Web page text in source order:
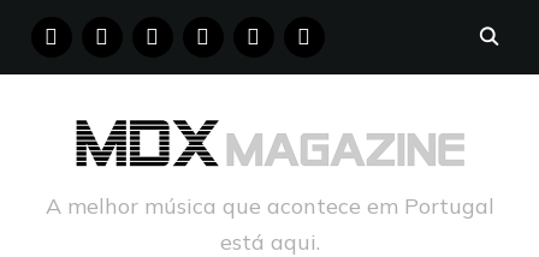
FACEBOOKINSTAGRAM
YOUTUBE PINTERESTTUMBLR
A melhor música que acontece em Portugal
está aqui.